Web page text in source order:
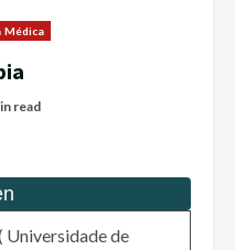
Médica
read
Universidade de